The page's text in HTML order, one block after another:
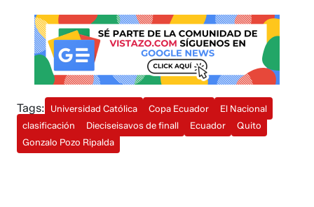
Tags: Universidad Católica Copa Ecuador
El Nacional
clasificación
Dieciseisavos de finall Ecuador
Quito
Gonzalo Pozo Ripalda